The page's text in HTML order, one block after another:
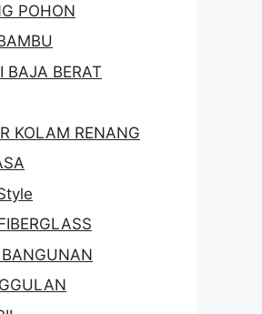
POHON
BAJA BERAT
KOLAM RENANG